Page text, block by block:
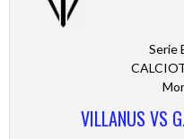
Serie
VILLANUS VS